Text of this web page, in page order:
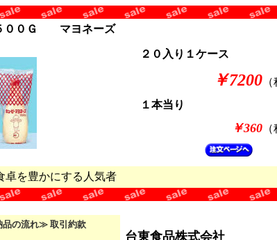
００Ｇ マヨネーズ
２０入り１ケース
￥7200（
１本当り
￥360（
卓を豊かにする人気者
の流れ≫ 取引約款
台東食品株式会社